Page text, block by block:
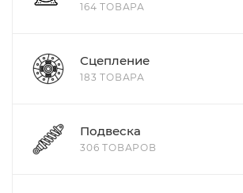
164 ТОВАРА
Сцепление
183 ТОВАРА
Подвеска
306 ТОВАРОВ